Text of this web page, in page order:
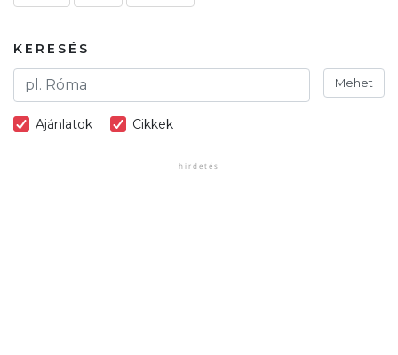
KERESÉS
Mehet
Ajánlatok Cikkek